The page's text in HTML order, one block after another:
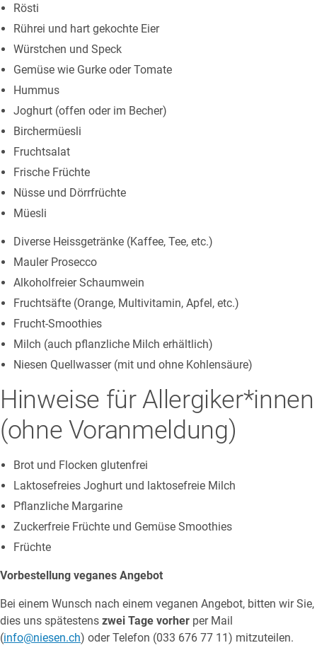
Rösti
Rührei und hart gekochte Eier
Würstchen und Speck
Gemüse wie Gurke oder Tomate
Hummus
Joghurt (offen oder im Becher)
Birchermüesli
Fruchtsalat
Frische Früchte
Nüsse und Dörrfrüchte
Müesli
Diverse Heissgetränke (Kaffee, Tee, etc.)
Mauler Prosecco
Alkoholfreier Schaumwein
Fruchtsäfte (Orange, Multivitamin, Apfel, etc.)
Frucht-Smoothies
Milch (auch pflanzliche Milch erhältlich)
Niesen Quellwasser (mit und ohne Kohlensäure)
Hinweise für Allergiker*innen
(ohne Voranmeldung)
Brot und Flocken glutenfrei
Laktosefreies Joghurt und laktosefreie Milch
Pflanzliche Margarine
Zuckerfreie Früchte und Gemüse Smoothies
Früchte
Vorbestellung veganes Angebot
Bei einem Wunsch nach einem veganen Angebot, bitten wir Sie,
dies uns spätestens zwei Tage vorher per Mail
(info@niesen.ch) oder Telefon (033 676 77 11) mitzuteilen.